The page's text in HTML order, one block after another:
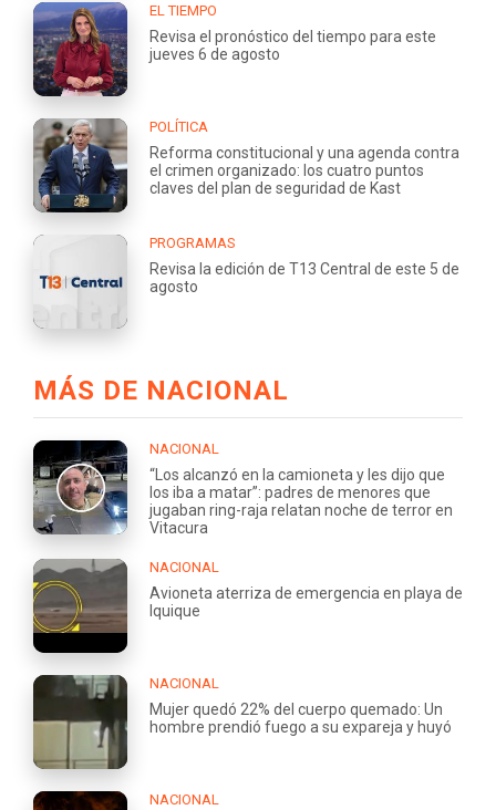
EL TIEMPO
Revisa el pronóstico del tiempo para este
jueves 6 de agosto
POLÍTICA
Reforma constitucional y una agenda contra
el crimen organizado: los cuatro puntos
claves del plan de seguridad de Kast
PROGRAMAS
Revisa la edición de T13 Central de este 5 de
agosto
MÁS DE NACIONAL
NACIONAL
“Los alcanzó en la camioneta y les dijo que
los iba a matar”: padres de menores que
jugaban ring-raja relatan noche de terror en
Vitacura
NACIONAL
Avioneta aterriza de emergencia en playa de
Iquique
NACIONAL
Mujer quedó 22% del cuerpo quemado: Un
hombre prendió fuego a su expareja y huyó
NACIONAL